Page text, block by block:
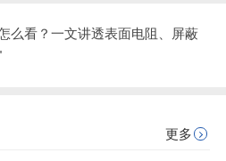
么看？一文讲透表面电阻、屏蔽
更多